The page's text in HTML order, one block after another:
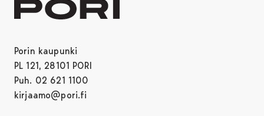
Porin kaupunki
PL 121, 28101 PORI
Puh. 02 621 1100
kirjaamo@pori.fi